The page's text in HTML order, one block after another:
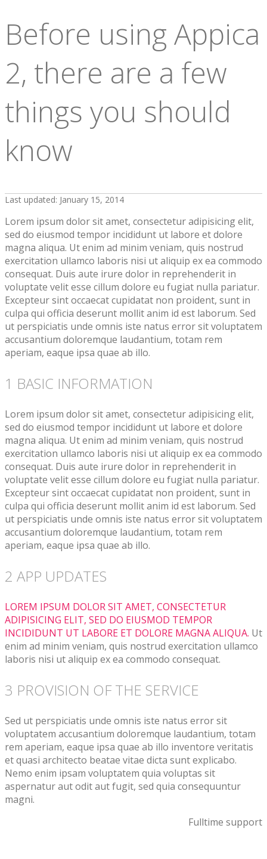
Before using Appica
2, there are a few
things you should
know
Last updated: January 15, 2014
Lorem ipsum dolor sit amet, consectetur adipisicing elit,
sed do eiusmod tempor incididunt ut labore et dolore
magna aliqua. Ut enim ad minim veniam, quis nostrud
exercitation ullamco laboris nisi ut aliquip ex ea commodo
consequat. Duis aute irure dolor in reprehenderit in
voluptate velit esse cillum dolore eu fugiat nulla pariatur.
Excepteur sint occaecat cupidatat non proident, sunt in
culpa qui officia deserunt mollit anim id est laborum. Sed
ut perspiciatis unde omnis iste natus error sit voluptatem
accusantium doloremque laudantium, totam rem
aperiam, eaque ipsa quae ab illo.
1 BASIC INFORMATION
Lorem ipsum dolor sit amet, consectetur adipisicing elit,
sed do eiusmod tempor incididunt ut labore et dolore
magna aliqua. Ut enim ad minim veniam, quis nostrud
exercitation ullamco laboris nisi ut aliquip ex ea commodo
consequat. Duis aute irure dolor in reprehenderit in
voluptate velit esse cillum dolore eu fugiat nulla pariatur.
Excepteur sint occaecat cupidatat non proident, sunt in
culpa qui officia deserunt mollit anim id est laborum. Sed
ut perspiciatis unde omnis iste natus error sit voluptatem
accusantium doloremque laudantium, totam rem
aperiam, eaque ipsa quae ab illo.
2 APP UPDATES
LOREM IPSUM DOLOR SIT AMET, CONSECTETUR
ADIPISICING ELIT, SED DO EIUSMOD TEMPOR
INCIDIDUNT UT LABORE ET DOLORE MAGNA ALIQUA. Ut
enim ad minim veniam, quis nostrud exercitation ullamco
laboris nisi ut aliquip ex ea commodo consequat.
3 PROVISION OF THE SERVICE
Sed ut perspiciatis unde omnis iste natus error sit
voluptatem accusantium doloremque laudantium, totam
rem aperiam, eaque ipsa quae ab illo inventore veritatis
et quasi architecto beatae vitae dicta sunt explicabo.
Nemo enim ipsam voluptatem quia voluptas sit
aspernatur aut odit aut fugit, sed quia consequuntur
magni.
Fulltime support